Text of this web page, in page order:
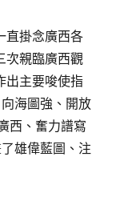
直掛念廣西各
次親臨廣西觀
出主要唆使指
海圖強、開放
西、奮力譜寫
雄偉藍圖、注